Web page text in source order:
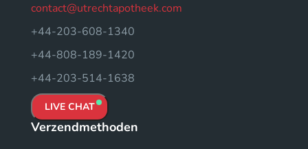
contact@utrechtapotheek.com
+44-203-608-1340
+44-808-189-1420
+44-203-514-1638
LIVE CHAT
Verzendmethoden